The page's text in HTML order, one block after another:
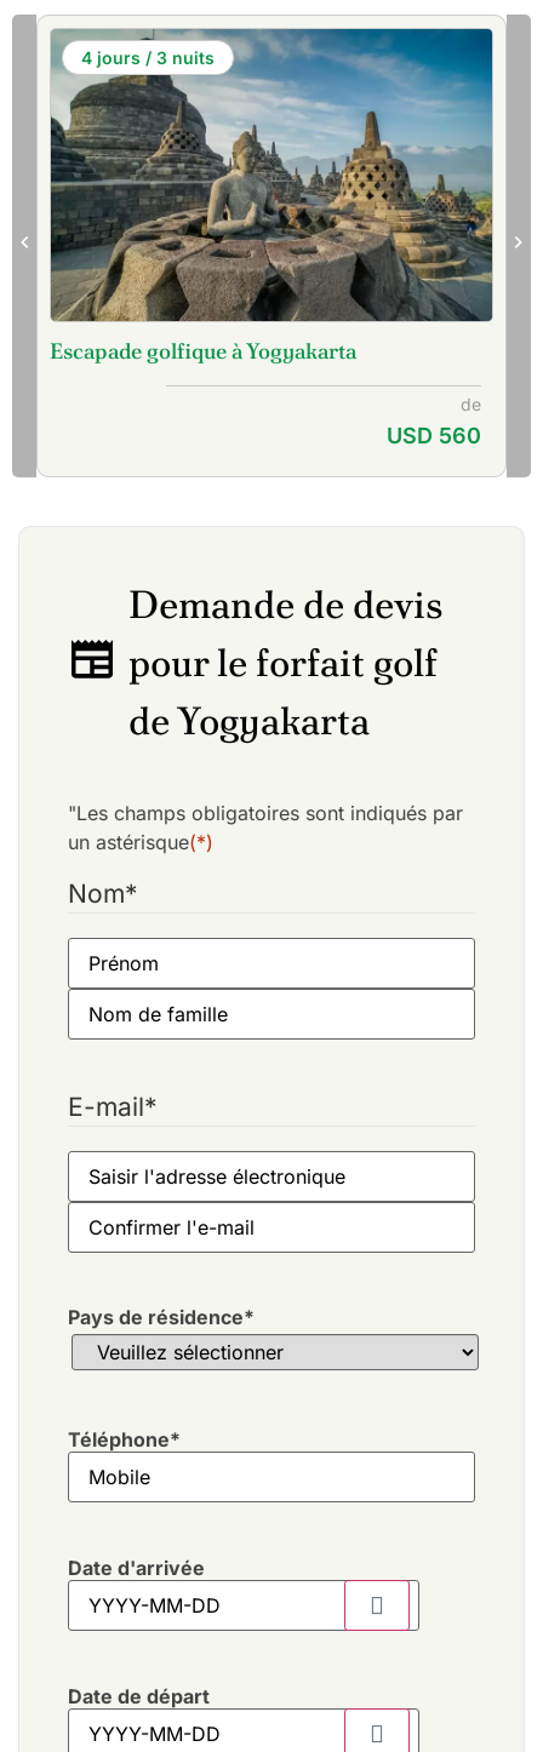
4 jours / 3 nuits
Escapade golfique à Yogyakarta
de
USD 560
Demande de devis
pour le forfait golf
de Yogyakarta
"Les champs obligatoires sont indiqués par
un astérisque(*)
Nom*
E-mail*
Pays de résidence*
Téléphone*
Date d'arrivée
Date de départ